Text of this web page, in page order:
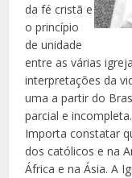
da fé cristã e
o princípio
de unidade
entre as várias
interpretações da
uma a partir do
parcial e incompleta.
Importa constatar
dos católicos e na
África e na Ásia. A